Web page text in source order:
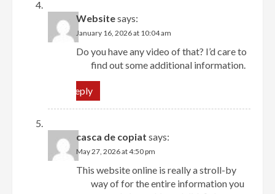
Websitesays:
January 16, 2026 at 10:04 am
Do you have any video of that? I’d care to
find out some additional information.
Reply
casca de copiat says:
May 27, 2026 at 4:50 pm
This website online is really a stroll-by
way of for the entire information you